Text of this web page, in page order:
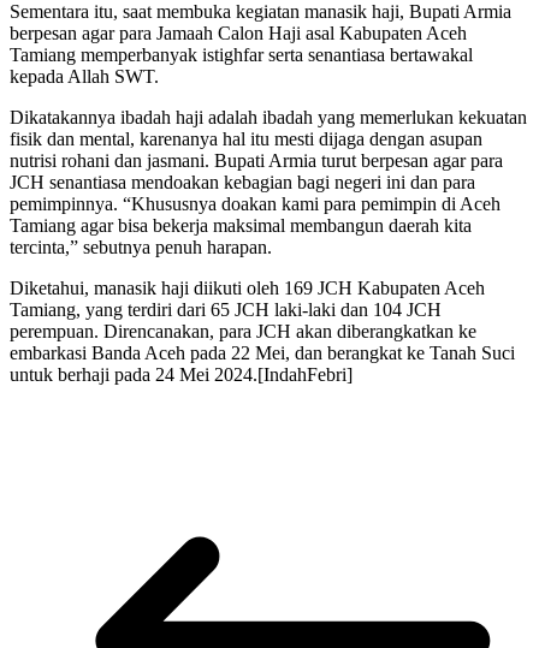
Sementara itu, saat membuka kegiatan manasik haji, Bupati Armia
berpesan agar para Jamaah Calon Haji asal Kabupaten Aceh
Tamiang memperbanyak istighfar serta senantiasa bertawakal
kepada Allah SWT.
Dikatakannya ibadah haji adalah ibadah yang memerlukan kekuatan
fisik dan mental, karenanya hal itu mesti dijaga dengan asupan
nutrisi rohani dan jasmani. Bupati Armia turut berpesan agar para
JCH senantiasa mendoakan kebagian bagi negeri ini dan para
pemimpinnya. “Khususnya doakan kami para pemimpin di Aceh
Tamiang agar bisa bekerja maksimal membangun daerah kita
tercinta,” sebutnya penuh harapan.
Diketahui, manasik haji diikuti oleh 169 JCH Kabupaten Aceh
Tamiang, yang terdiri dari 65 JCH laki-laki dan 104 JCH
perempuan. Direncanakan, para JCH akan diberangkatkan ke
embarkasi Banda Aceh pada 22 Mei, dan berangkat ke Tanah Suci
untuk berhaji pada 24 Mei 2024.[IndahFebri]